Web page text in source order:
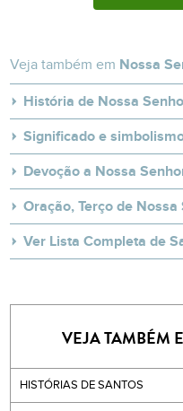
Veja também em Nossa
História de Nossa
Significado e
Devoção a Nossa
Oração, Terço de
Ver Lista Completa de
VEJA TAMBÉM
HISTÓRIAS DE SANTOS